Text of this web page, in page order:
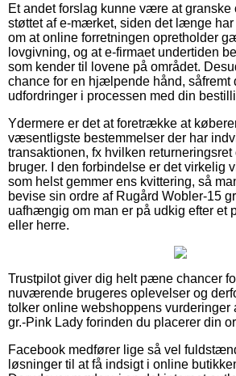
Et andet forslag kunne være at granske
støttet af e-mærket, siden det længe
om at online forretningen opretholder
lovgivning, og at e-firmaet undertiden
som kender til lovene på området.
chance for en hjælpende hånd, såfremt
udfordringer i processen med din
Ydermere er det at foretrække at
væsentligste bestemmelser der har
transaktionen, fx hvilken
bruger. I den forbindelse er det virkelig
som helst gemmer ens kvittering, så
bevise sin ordre af Rugård Wobler-15
uafhængig om man er på udkig efter et
eller herre.
Trustpilot giver dig helt pæne chancer
nuværende brugeres oplevelser og
tolker online webshoppens vurderinger
gr.-Pink Lady forinden du placerer din
Facebook medfører lige så vel
løsninger til at få indsigt i online